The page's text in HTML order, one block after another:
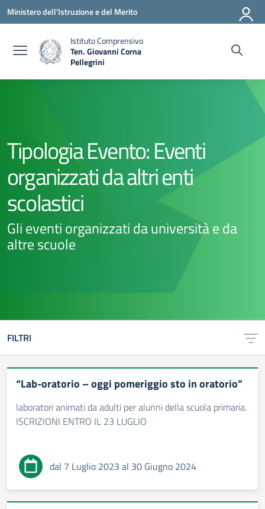
Vai ai contenuti
Vai al menu di navigazione
Vai al footer
Ministero dell'Istruzione e del Merito
Istituto Comprensivo
Ten. Giovanni Corna
Pellegrini
Tipologia Evento:Eventi
organizzati da altri enti
scolastici
Gli eventi organizzati da università e da
altre scuole
FILTRI
“Lab-oratorio – oggi pomeriggio sto in oratorio”
laboratori animati da adulti per alunni della scuola primaria.
ISCRIZIONI ENTRO IL 23 LUGLIO
dal 7 Luglio 2023 al 30 Giugno 2024